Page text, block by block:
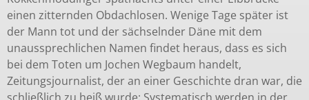
einen zitternden Obdachlosen. Wenige Tage später ist
der Mann tot und der sächselnder Däne mit dem
unaussprechlichen Namen findet heraus, dass es sich
bei dem Toten um Jochen Wegbaum handelt,
Zeitungsjournalist, der an einer Geschichte dran war, die